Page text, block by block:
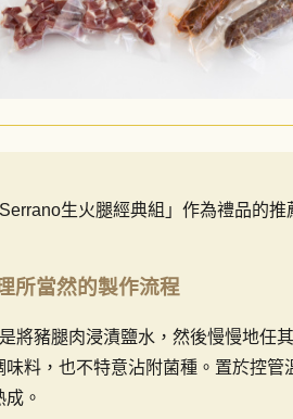
生火腿經典組」作為禮品的推
所當然的製作流程
將豬腿肉浸漬鹽水，然後慢慢地任
料，也不特意沾附菌種。置於控
。